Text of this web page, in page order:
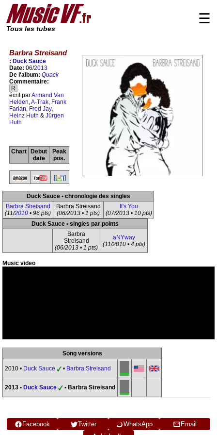
Tous les tubes
☰
Barbra Streisand
: Duck Sauce
Date: 06/2013
De l'album: Quack
Commentaire:
R
écrit parArmand Van
Helden,A-Trak, Frank
Farian, Fred Jay,
Heinz Huth & Jürgen
Huth
Chart
Debut
date
Peak
pos.
Duck Sauce • chronologie des singles
Barbra Streisand
(11/2010 • 96 pts)
Barbra Streisand
(06/2013 • 1 pts)
It's You
(07/2013 • 10 pts)
Duck Sauce • singles par points
Barbra
Streisand
(06/2013 • 1 pts)
aNYway
(11/2010 • 4 pts)
Music video
Song versions
2010 • Duck Sauce • Barbra Streisand
2013 • Duck Sauce • Barbra Streisand
Facebook Twitter WhatsApp
Email